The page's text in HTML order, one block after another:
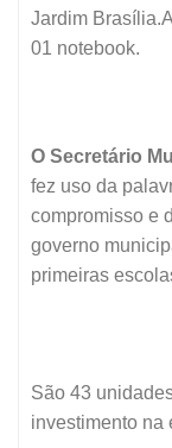
Jardim
01 notebook.
O Secretário
fez uso da
compromisso e
governo
primeiras
São 43
investimento na